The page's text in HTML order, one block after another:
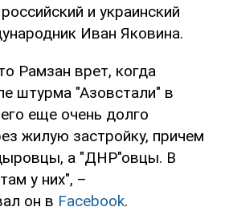
и украинский
Иван Яковина.
Рамзан врет, когда
штурма "Азовстали" в
еще очень долго
жилую застройку, причем
а "ДНР"овцы. В
у них", –
он в Facebook.